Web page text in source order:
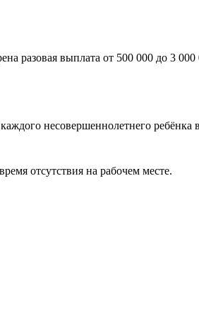
разовая выплата от 500 000 до 3 000
несовершеннолетнего ребёнка
отсутствия на рабочем месте.